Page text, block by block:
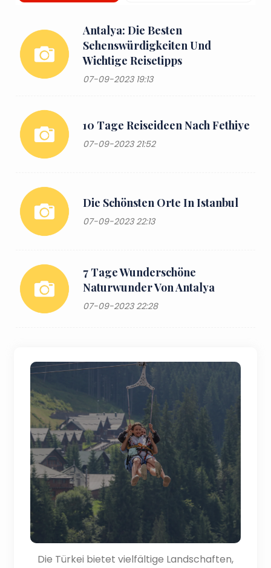
Die Türkei bietet vielfältige Landschaften,
Antalya: Die Besten
Sehenswürdigkeiten Und
Wichtige Reisetipps
07-09-2023 19:13
10 Tage Reiseideen Nach Fethiye
07-09-2023 21:52
Die Schönsten Orte In Istanbul
07-09-2023 22:13
7 Tage Wunderschöne
Naturwunder Von Antalya
07-09-2023 22:28